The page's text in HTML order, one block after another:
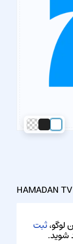
HAMADAN
لوگو،ثبت
شوید.